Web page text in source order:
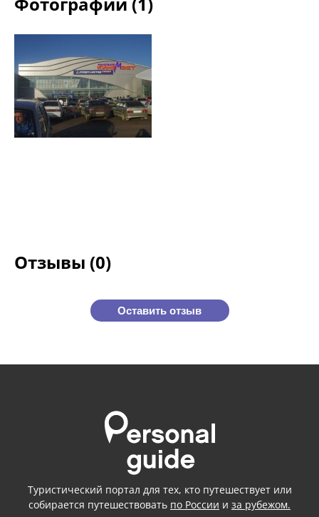
Отзывы (0)
Оставить отзыв
Туристический портал для тех, кто путешествует или
собирается путешествовать по России и за рубежом.